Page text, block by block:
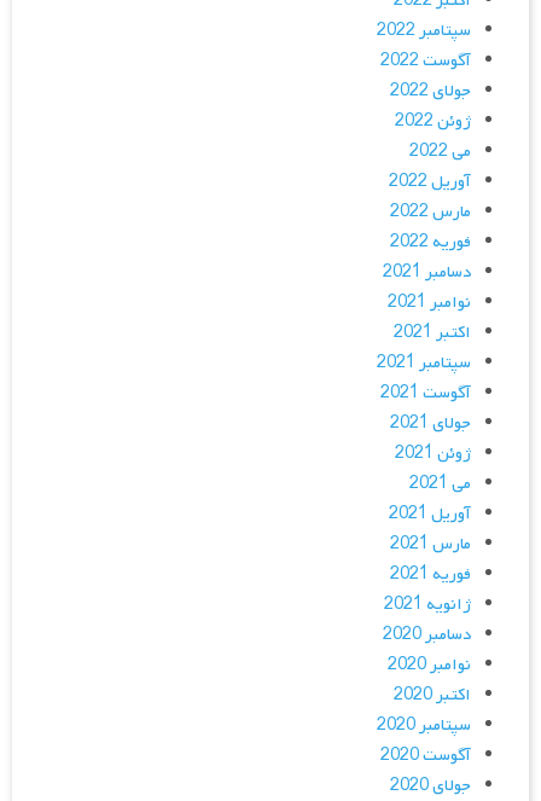
سپتامبر 2022
آگوست 2022
جولای 2022
ژوئن 2022
می 2022
آوریل 2022
مارس 2022
فوریه 2022
دسامبر 2021
نوامبر 2021
اکتبر 2021
سپتامبر 2021
آگوست 2021
جولای 2021
ژوئن 2021
می 2021
آوریل 2021
مارس 2021
فوریه 2021
ژانویه 2021
دسامبر 2020
نوامبر 2020
اکتبر 2020
سپتامبر 2020
آگوست 2020
جولای 2020